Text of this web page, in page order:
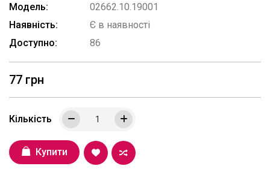
Модель:
02662.10.19001
Наявність:
Є в наявності
Доступно:
86
77 грн
Кількість
Купити